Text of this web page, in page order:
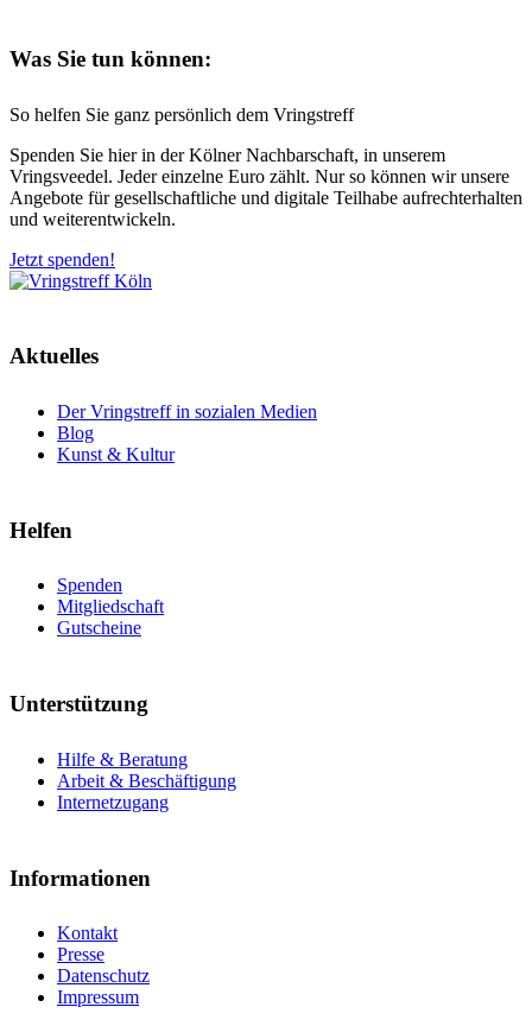
Was Sie tun können:
So helfen Sie ganz persönlich dem Vringstreff
Spenden Sie hier in der Kölner Nachbarschaft, in unserem
Vringsveedel. Jeder einzelne Euro zählt. Nur so können wir unsere
Angebote für gesellschaftliche und digitale Teilhabe aufrechterhalten
und weiterentwickeln.
Jetzt spenden!
Aktuelles
Der Vringstreff in sozialen Medien
Blog
Kunst & Kultur
Helfen
Spenden
Mitgliedschaft
Gutscheine
Unterstützung
Hilfe & Beratung
Arbeit & Beschäftigung
Internetzugang
Informationen
Kontakt
Presse
Datenschutz
Impressum